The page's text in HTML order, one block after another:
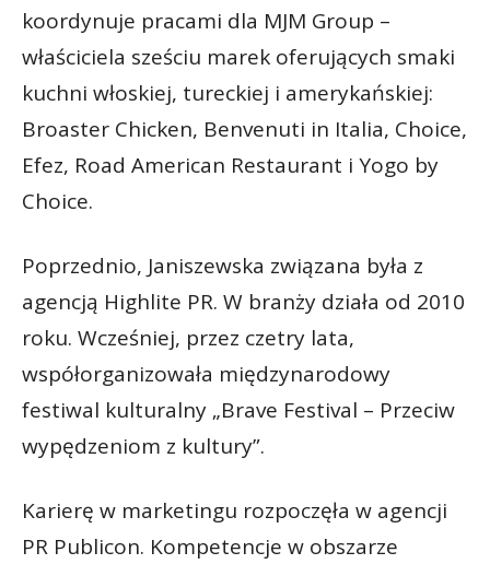
koordynuje pracami dla MJM Group –
właściciela sześciu marek oferujących smaki
kuchni włoskiej, tureckiej i amerykańskiej:
Broaster Chicken, Benvenuti in Italia, Choice,
Efez, Road American Restaurant i Yogo by
Choice.
Poprzednio, Janiszewska związana była z
agencją Highlite PR. W branży działa od 2010
roku. Wcześniej, przez czetry lata,
współorganizowała międzynarodowy
festiwal kulturalny „Brave Festival – Przeciw
wypędzeniom z kultury”.
Karierę w marketingu rozpoczęła w agencji
PR Publicon. Kompetencje w obszarze